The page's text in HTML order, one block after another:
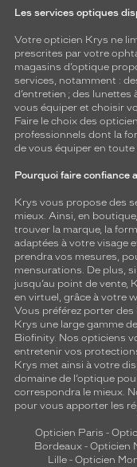
Les services optiques
Votre opticien Krys ne
prescrites par votre
magasins d’optique
services, notamment :
d’entretien ; des lunettes
vous équiper et choisir
Faire le choix des
professionnels dont la
de vous équiper en
Pourquoi faire confiance
Krys vous propose des
mieux. Ainsi, en
trouver la marque, la
adaptées à votre visage
prendra vos mesures,
mensurations. De plus,
jusqu’au point de vente,
en virtuel, grâce à votre
Vous préférez porter
Krys une large gamme
Biofinity. Nos opticiens
entretenir vos
Krys met ainsi à votre
domaine de l’optique
correspondra le mieux.
pour vous apporter les
Opticien Paris -
Bordeaux- Opticien
Lille - Opticien